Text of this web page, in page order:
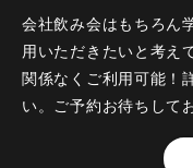
会社飲み会はもちろん
用いただきたいと考え
関係なくご利用可能！
い。ご予約お待ちして
【料金】2200円（税込）